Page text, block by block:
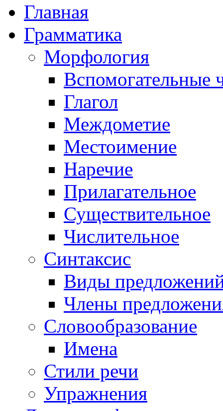
Главная
Грамматика
Морфология
Вспомогательные
Глагол
Междометие
Местоимение
Наречие
Прилагательное
Существительное
Числительное
Синтаксис
Виды
Члены
Словообразование
Имена
Стили речи
Упражнения